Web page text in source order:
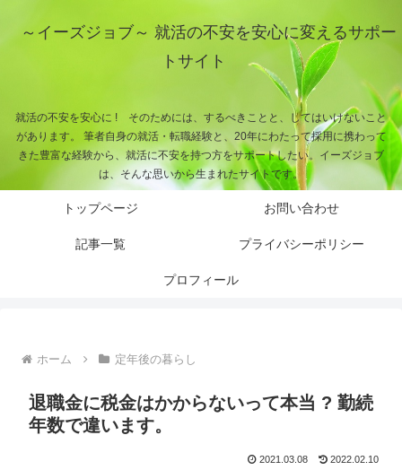
～イーズジョブ～ 就活の不安を安心に変えるサポー
トサイト
就活の不安を安心に ! そのためには、するべきことと、してはいけないこと
があります。 筆者自身の就活・転職経験と、20年にわたって採用に携わって
きた豊富な経験から、就活に不安を持つ方をサポートしたい。イーズジョブ
は、そんな思いから生まれたサイトです。
トップページ お問い合わせ
記事一覧 プライバシーポリシー
プロフィール
ホーム 定年後の暮らし
退職金に税金はかからないって本当 ? 勤続
年数で違います。
2021.03.08 2022.02.10